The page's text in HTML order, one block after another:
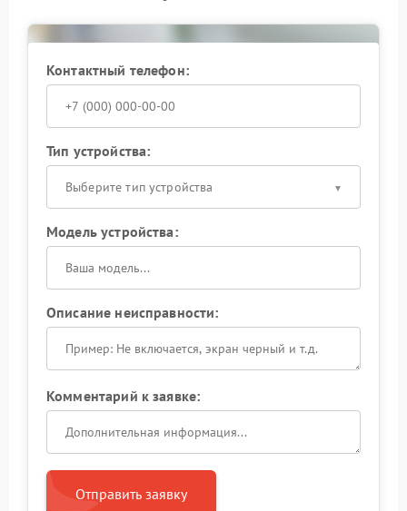
Если ваш ИБП перестал включаться, не
откладывайте решение. Обратитесь в
специализированный центр для оперативного
работоспособности оборудования.
Контактный телефон:
Тип устройства:
Выберите тип устройства
Модель устройства:
Описание неисправности:
Комментарий к заявке:
Отправить заявку